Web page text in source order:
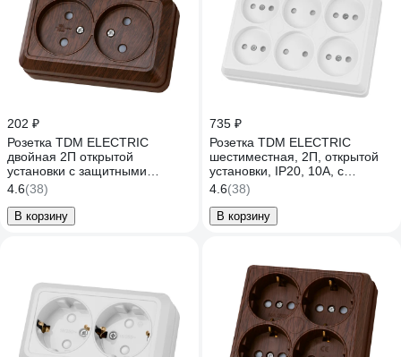
202 ₽
Розетка TDM ELECTRIC
двойная 2П открытой
установки с защитными
шторками IP20 10А, бук, серия
"Ладога" SQ1801-0039
4.6(38)
В корзину
735 ₽
Розетка TDM ELECTRIC
шестиместная, 2П, открытой
установки, IP20, 10A, с
защитными шторками, белая,
Ладога SQ1801-0141
4.6(38)
В корзину